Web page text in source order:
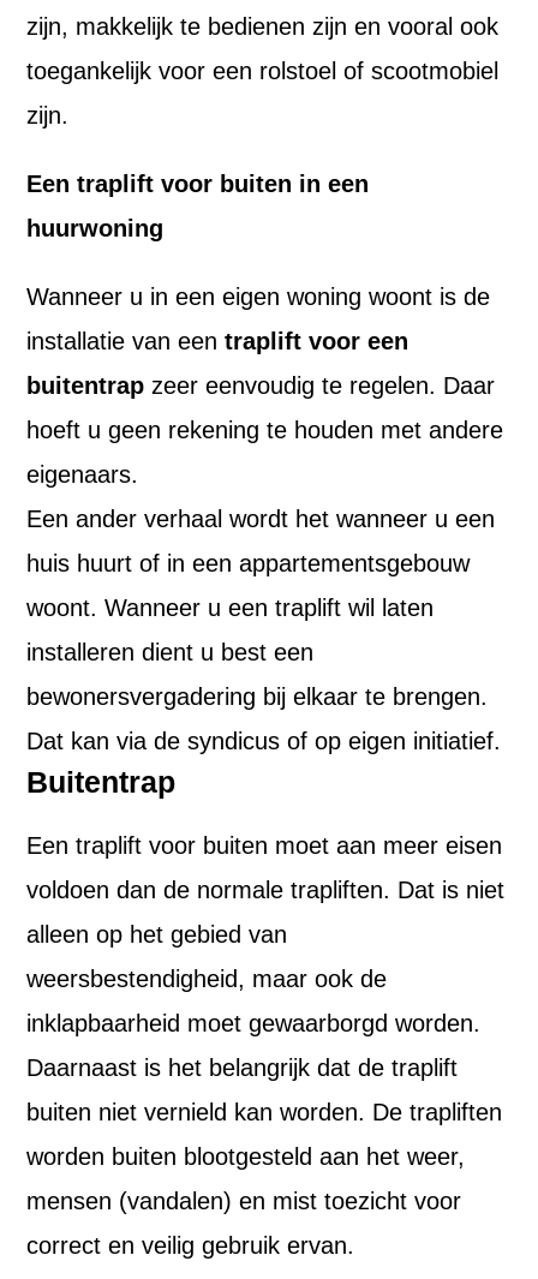
zijn, makkelijk te bedienen zijn en vooral ook
toegankelijk voor een rolstoel of scootmobiel
zijn.
Een traplift voor buiten in een
huurwoning
Wanneer u in een eigen woning woont is de
installatie van eentraplift voor een
buitentrap zeer eenvoudig te regelen. Daar
hoeft u geen rekening te houden met andere
eigenaars.
Een ander verhaal wordt het wanneer u een
huis huurt of in een appartementsgebouw
woont. Wanneer u een traplift wil laten
installeren dient u best een
bewonersvergadering bij elkaar te brengen.
Dat kan via de syndicus of op eigen initiatief.
Buitentrap
Een traplift voor buiten moet aan meer eisen
voldoen dan de normale trapliften. Dat is niet
alleen op het gebied van
weersbestendigheid, maar ook de
inklapbaarheid moet gewaarborgd worden.
Daarnaast is het belangrijk dat de traplift
buiten niet vernield kan worden. De trapliften
worden buiten blootgesteld aan het weer,
mensen (vandalen) en mist toezicht voor
correct en veilig gebruik ervan.